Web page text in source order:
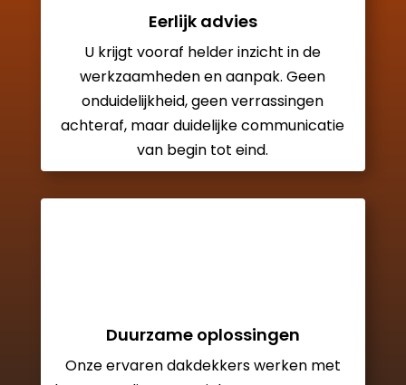
Eerlijk advies
U krijgt vooraf helder inzicht in de
werkzaamheden en aanpak. Geen
onduidelijkheid, geen verrassingen
achteraf, maar duidelijke communicatie
van begin tot eind.
Duurzame oplossingen
Onze ervaren dakdekkers werken met